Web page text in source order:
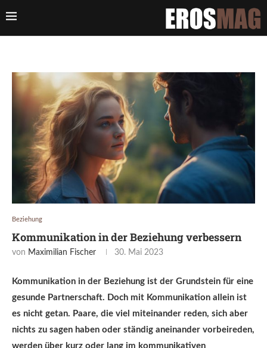
Beziehung
Kommunikation in der Beziehung verbessern
von Maximilian Fischer 30. Mai 2023
Kommunikation in der Beziehung ist der Grundstein für eine
gesunde Partnerschaft. Doch mit Kommunikation allein ist
es nicht getan. Paare, die viel miteinander reden, sich aber
nichts zu sagen haben oder ständig aneinander vorbeireden,
werden über kurz oder lang im kommunikativen